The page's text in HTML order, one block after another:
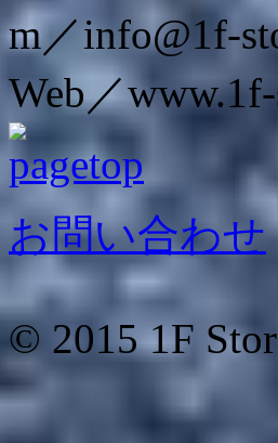
m／info@1f-
Web／
お問い合わせ
© 2015 1F